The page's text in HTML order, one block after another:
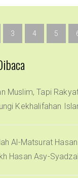
3 4 5
Muslim, Tapi
Kekhalifahan
Al-Matsurat
Hasan Asy-